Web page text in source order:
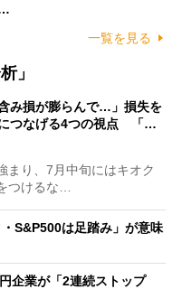
一覧を見る
」
み損が膨らんで…」損失を
つなげる4つの視点 「…
り、7月中旬にはキオク
つけるな…
S&P500は足踏み」が意味
企業が「2連続ストップ